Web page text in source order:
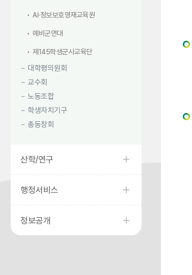
AI·정보보호영재교육원
예비군연대
제145학생군사교육단
대학평의원회
교수회
노동조합
학생자치기구
총동창회
산학/연구
행정서비스
정보공개